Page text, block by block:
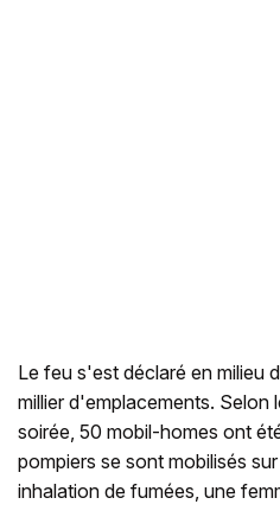
Le feu s'est déclaré en milieu
millier d'emplacements. Selon
soirée, 50 mobil-homes ont
pompiers se sont mobilisés
inhalation de fumées, une